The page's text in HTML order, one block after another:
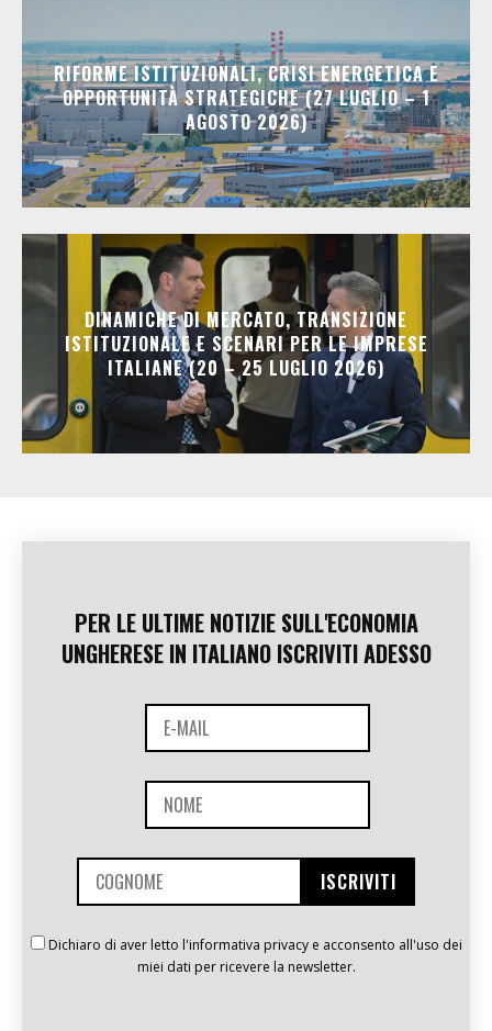
RIFORME ISTITUZIONALI, CRISI ENERGETICA E
OPPORTUNITÀ STRATEGICHE (27 LUGLIO – 1
AGOSTO 2026)
DINAMICHE DI MERCATO, TRANSIZIONE
ISTITUZIONALE E SCENARI PER LE IMPRESE
ITALIANE (20 – 25 LUGLIO 2026)
PER LE ULTIME NOTIZIE SULL'ECONOMIA
UNGHERESE IN ITALIANO ISCRIVITI ADESSO
Dichiaro di aver letto l'informativa privacy e acconsento all'uso dei
miei dati per ricevere la newsletter.